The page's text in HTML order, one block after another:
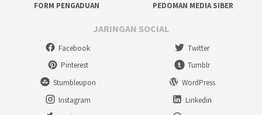
FORM PENGADUAN
PEDOMAN MEDIA SIBER
JARINGAN SOCIAL
Facebook
Twitter
Pinterest
Tumblr
Stumbleupon
WordPress
Instagram
Linkedin